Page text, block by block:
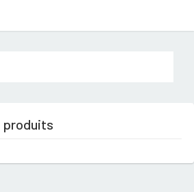
produits